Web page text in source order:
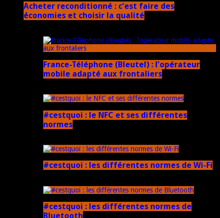
Acheter reconditionné : c’est faire des
économies et choisir la qualité
France-Téléphone (Bleutel) : l’opérateur
mobile adapté aux frontaliers
#cestquoi : le NFC et ses différentes
normes
#cestquoi : les différentes normes de Wi-Fi
#cestquoi : les différentes normes de
Bluetooth